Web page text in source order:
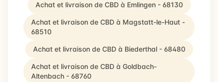
Achat et livraison de CBD à Emlingen - 68130
Achat et livraison de CBD à Magstatt-le-Haut -
68510
Achat et livraison de CBD à Biederthal - 68480
Achat et livraison de CBD à Goldbach-
Altenbach - 68760